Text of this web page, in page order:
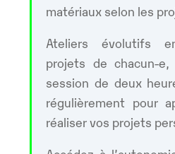
matériaux selon les
Ateliers évolutifs
projets de chacun-
session de deux
régulièrement pour
réaliser vos projets